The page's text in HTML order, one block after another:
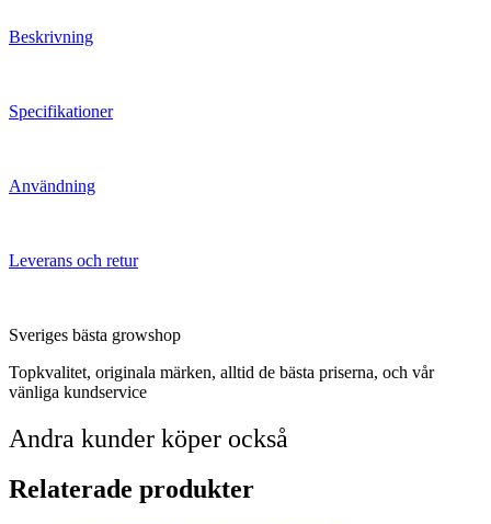
Beskrivning
Specifikationer
Användning
Leverans och retur
Sveriges bästa growshop
Topkvalitet, originala märken, alltid de bästa priserna, och vår
vänliga kundservice
Andra kunder köper också
Relaterade produkter